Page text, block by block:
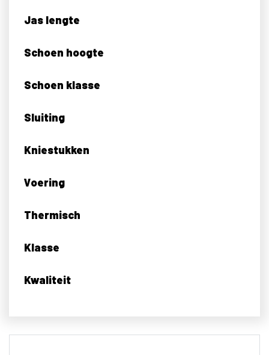
Jas lengte
Schoen hoogte
Schoen klasse
Sluiting
Kniestukken
Voering
Thermisch
Klasse
Kwaliteit